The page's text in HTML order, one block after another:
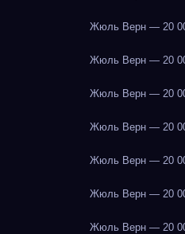
Жюль Верн — 20
Жюль Верн — 20
Жюль Верн — 20
Жюль Верн — 20
Жюль Верн — 20
Жюль Верн — 20
Жюль Верн — 20